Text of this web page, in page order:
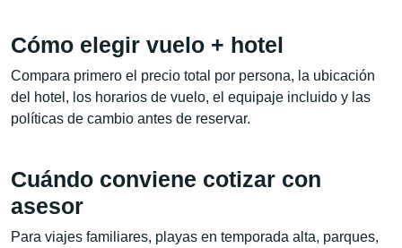
Cómo elegir vuelo + hotel
Compara primero el precio total por persona, la ubicación
del hotel, los horarios de vuelo, el equipaje incluido y las
políticas de cambio antes de reservar.
Cuándo conviene cotizar con
asesor
Para viajes familiares, playas en temporada alta, parques,